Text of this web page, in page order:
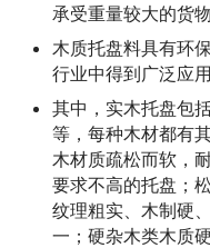
承受重量较大的货
木质托盘料具有环
行业中得到广泛应用
其中，实木托盘包
等，每种木材都有
木材质疏松而软，
要求不高的托盘；
纹理粗实、木制硬
一；硬杂木类木质